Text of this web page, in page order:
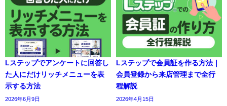
Lステップでアンケートに回答し
た人にだけリッチメニューを表
示する方法
2026年6月9日
Lステップで会員証を作る方法｜
会員登録から来店管理まで全行
程解説
2026年4月15日